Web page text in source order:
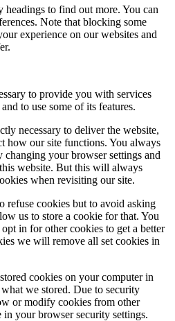
to find out more. You can
Note that blocking some
experience on our websites and
to provide you with services
to use some of its features.
necessary to deliver the website,
how our site functions. You always
your browser settings and
website. But this will always
when revisiting our site.
refuse cookies but to avoid asking
us to store a cookie for that. You
in for other cookies to get a better
we will remove all set cookies in
cookies on your computer in
we stored. Due to security
or modify cookies from other
in your browser security settings.